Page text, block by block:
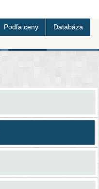
Podľa ceny Databáza